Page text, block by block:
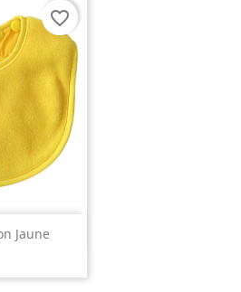
Jaune
favorite_border